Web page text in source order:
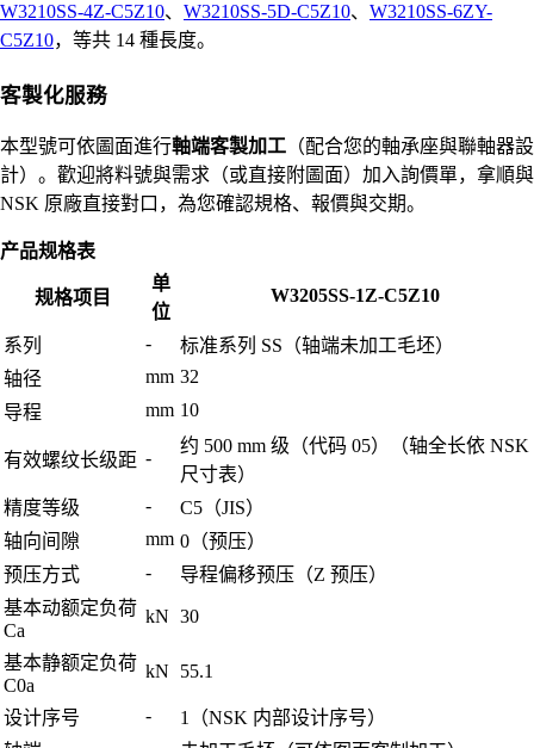
W3210SS-4Z-C5Z10、 W3210SS-5D-C5Z10、 W3210SS-6ZY-
C5Z10，等共 14 種長度。
客製化服務
本型號可依圖面進行軸端客製加工 （配合您的軸承座與聯軸器設
計）。歡迎將料號與需求（或直接附圖面）加入詢價單，拿順與
NSK 原廠直接對口，為您確認規格、報價與交期。
产品规格表
规格项目
单
位
W3205SS-1Z-C5Z10
系列 -
标准系列 SS（轴端未加工毛坯）
轴径
mm 32
导程
mm 10
有效螺纹长级距 -
约 500 mm 级（代码 05）（轴全长依 NSK
尺寸表）
精度等级
-
C5（JIS）
轴向间隙
mm 0（预压）
预压方式
-
导程偏移预压（Z 预压）
基本动额定负荷
Ca
kN 30
基本静额定负荷
C0a
kN 55.1
设计序号 -
1（NSK 内部设计序号）